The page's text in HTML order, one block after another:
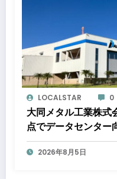
LOCALSTAR 0
大同メタル工業株式
点でデータセンター
受の生産能力増強
の生産コミットメン
2026年8月5日